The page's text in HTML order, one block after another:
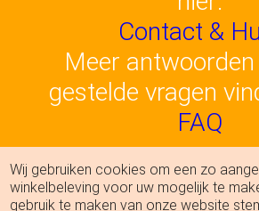
Contact &
Meer antwoorden
gestelde vragen
FAQ
Wij gebruiken cookies om een zo
winkelbeleving voor uw mogelijk te
gebruik te maken van onze website